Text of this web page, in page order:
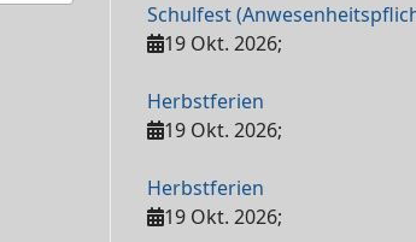
Schulfest
19 Okt. 2026;
Herbstferien
19 Okt. 2026;
Herbstferien
19 Okt. 2026;